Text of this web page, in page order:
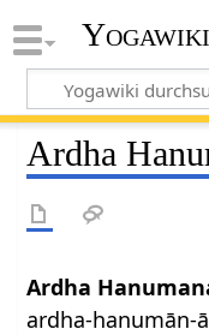
Yogawiki
Ardha
Ardha
ardha-hanumān-